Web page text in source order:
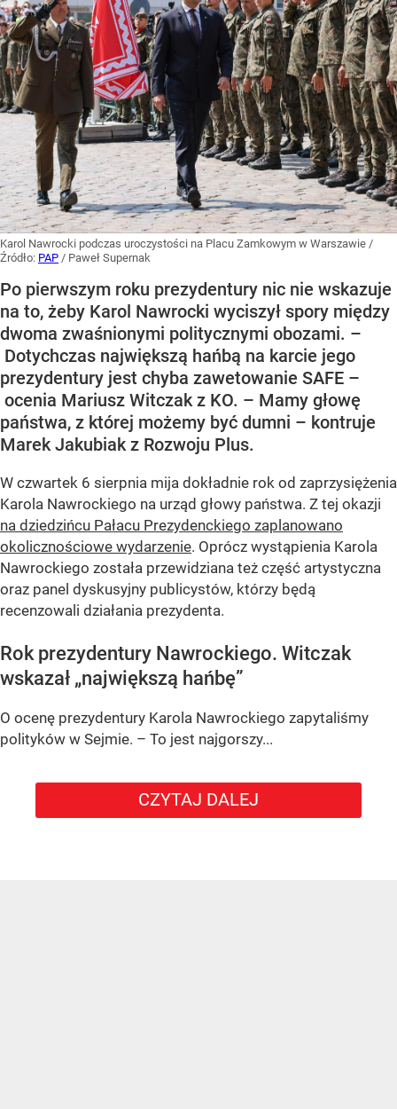
Karol Nawrocki podczas uroczystości na Placu Zamkowym w Warszawie /
Źródło: PAP / Paweł Supernak
Po pierwszym roku prezydentury nic nie wskazuje
na to, żeby Karol Nawrocki wyciszył spory między
dwoma zwaśnionymi politycznymi obozami. –
Dotychczas największą hańbą na karcie jego
prezydentury jest chyba zawetowanie SAFE –
ocenia Mariusz Witczak z KO. – Mamy głowę
państwa, z której możemy być dumni – kontruje
Marek Jakubiak z Rozwoju Plus.
W czwartek 6 sierpnia mija dokładnie rok od zaprzysiężenia
Karola Nawrockiego na urząd głowy państwa. Z tej okazji
na dziedzińcu Pałacu Prezydenckiego zaplanowano
okolicznościowe wydarzenie. Oprócz wystąpienia Karola
Nawrockiego została przewidziana też część artystyczna
oraz panel dyskusyjny publicystów, którzy będą
recenzowali działania prezydenta.
Rok prezydentury Nawrockiego. Witczak
wskazał „największą hańbę”
O ocenę prezydentury Karola Nawrockiego zapytaliśmy
polityków w Sejmie. – To jest najgorszy...
CZYTAJ DALEJ